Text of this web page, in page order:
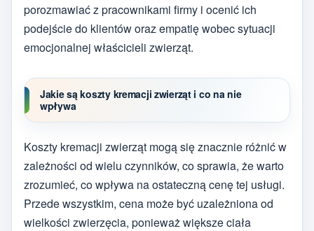
porozmawiać z pracownikami firmy i ocenić ich
podejście do klientów oraz empatię wobec sytuacji
emocjonalnej właścicieli zwierząt.
Jakie są koszty kremacji zwierząt i co na nie
wpływa
Koszty kremacji zwierząt mogą się znacznie różnić w
zależności od wielu czynników, co sprawia, że warto
zrozumieć, co wpływa na ostateczną cenę tej usługi.
Przede wszystkim, cena może być uzależniona od
wielkości zwierzęcia, ponieważ większe ciała